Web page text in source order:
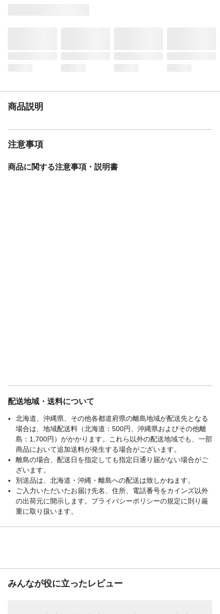
商品説明
注意事項
商品に関する注意事項・説明書
配送地域・送料について
北海道、沖縄県、その他各都道府県の離島地域が配送先となる
場合は、地域配送料（北海道：500円、沖縄県およびその他離
島：1,700円）がかかります。これら以外の配送地域でも、一部
商品において追加送料が発生する場合がございます。
離島の場合、配送日を指定しても指定日通り届かない場合がご
ざいます。
別送品は、北海道・沖縄・離島への配送は致しかねます。
ご入力いただいたお届け先名、住所、電話番号をカインズ以外
の出荷元に開示します。プライバシーポリシーの規定に則り厳
重に取り扱います。
みんなが役に立ったレビュー